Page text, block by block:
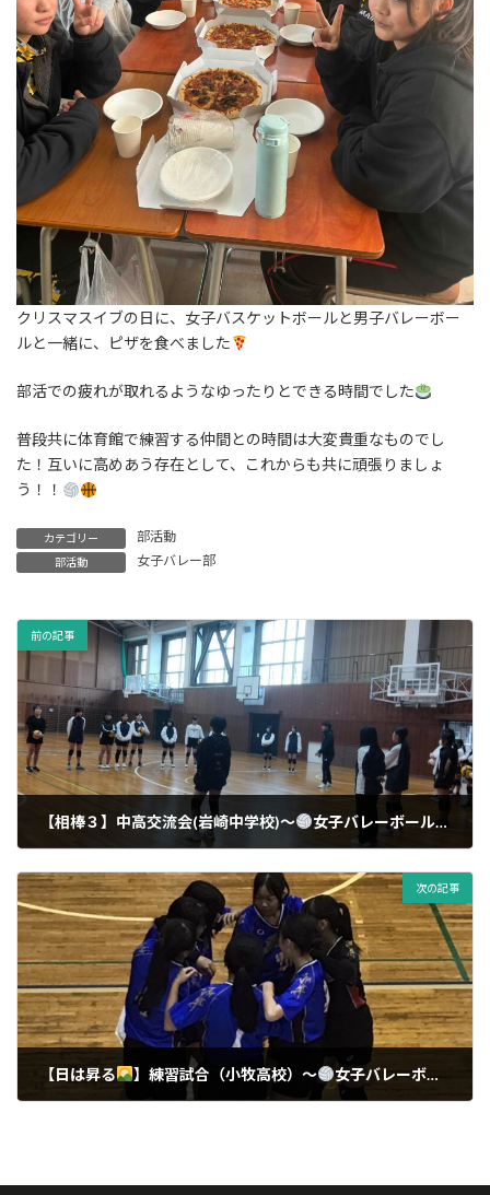
クリスマスイブの日に、女子バスケットボールと男子バレーボー
ルと一緒に、ピザを食べました
部活での疲れが取れるようなゆったりとできる時間でした
普段共に体育館で練習する仲間との時間は大変貴重なものでし
た！互いに高めあう存在として、これからも共に頑張りましょ
う！！
カテゴリー 部活動
部活動 女子バレー部
前の記事
【相棒３】中高交流会(岩崎中学校)〜 女子バレーボール
次の記事
【日は昇る 】練習試合（小牧高校）〜 女子バレーボール